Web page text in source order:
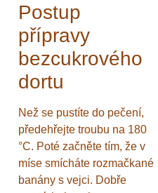
Postup
přípravy
bezcukrového
dortu
Než se pustíte do pečení,
předehřejte troubu na 180
°C. Poté začněte tím, že v
míse smícháte rozmačkané
banány s vejci. Dobře